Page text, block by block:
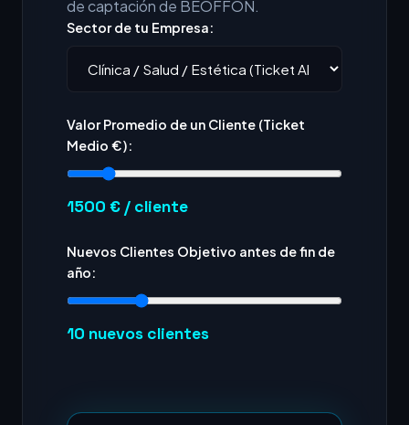
de captación de BEOFFON.
Sector de tu Empresa:
Valor Promedio de un Cliente (Ticket
Medio €):
1500 € / cliente
Nuevos Clientes Objetivo antes de fin de
año:
10 nuevos clientes